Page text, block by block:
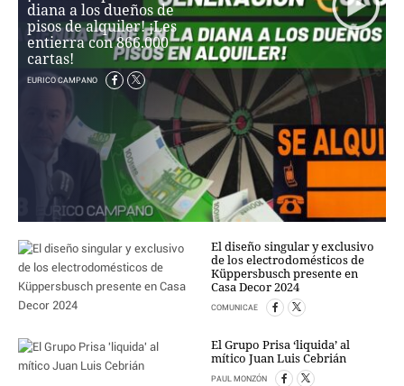
AUTORES
HEMEROTECA
SERVICIOS
CLUB PD
ENLACES
MEDIOS
MÁS SERVICIOS
AMÉRICA
ESPAÑA
diana a los dueños de
pisos de alquiler! ¡Les
entierra con 866.000
cartas!
EURICO CAMPANO
El diseño singular y exclusivo
de los electrodomésticos de
Küppersbusch presente en
Casa Decor 2024
COMUNICAE
El Grupo Prisa ‘liquida’ al
mítico Juan Luis Cebrián
PAUL MONZÓN